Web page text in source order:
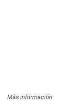
Más información